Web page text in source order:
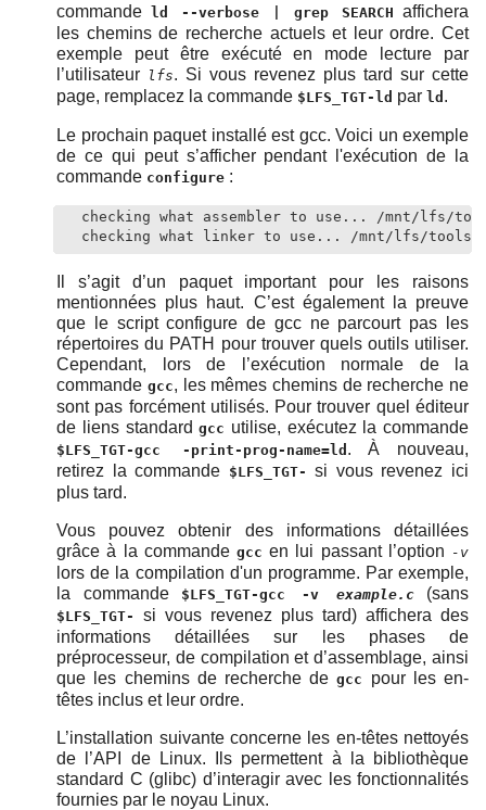
commandeld --verbose | grep SEARCH affichera
les chemins de recherche actuels et leur ordre. Cet
exemple peut être exécuté en mode lecture par
l’utilisateur lfs. Si vous revenez plus tard sur cette
page, remplacez la commande $LFS_TGT-ld parld .
Le prochain paquet installé est gcc. Voici un exemple
de ce qui peut s’afficher pendant l'exécution de la
commande configure :
checking what assembler to use... /mnt/lfs/
checking what linker to use... /mnt/lfs/
Il s’agit d’un paquet important pour les raisons
mentionnées plus haut. C’est également la preuve
que le script configure de gcc ne parcourt pas les
répertoires du PATH pour trouver quels outils utiliser.
Cependant, lors de l’exécution normale de la
commande gcc, les mêmes chemins de recherche ne
sont pas forcément utilisés. Pour trouver quel éditeur
de liens standardgcc utilise, exécutez la commande
$LFS_TGT-gcc -print-prog-name=ld . À nouveau,
retirez la commande $LFS_TGT- si vous revenez ici
plus tard.
Vous pouvez obtenir des informations détaillées
grâce à la commande gcc en lui passant l’option -v
lors de la compilation d'un programme. Par exemple,
la commande
$LFS_TGT-gcc -v example.c(sans
$LFS_TGT-
si vous revenez plus tard) affichera des
informations détaillées sur les phases de
préprocesseur, de compilation et d’assemblage, ainsi
que les chemins de recherche degcc
pour les en-
têtes inclus et leur ordre.
L’installation suivante concerne les en-têtes nettoyés
de l’API de Linux. Ils permettent à la bibliothèque
standard C (glibc) d’interagir avec les fonctionnalités
fournies par le noyau Linux.